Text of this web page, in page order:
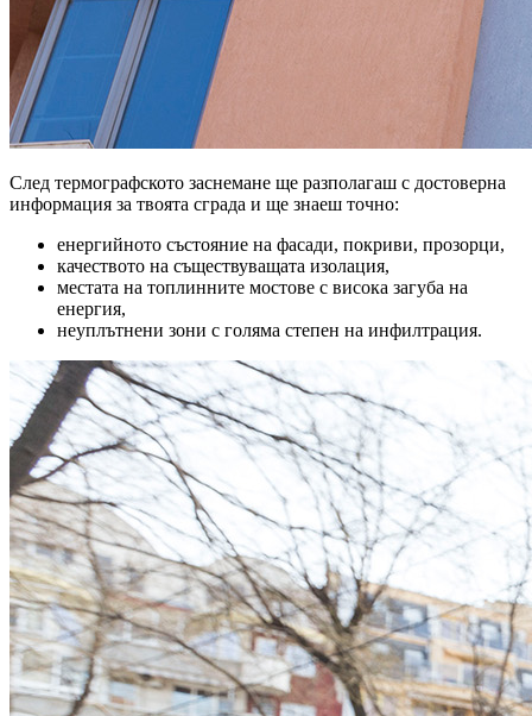
След термографското заснемане ще разполагаш с достоверна
информация за твоята сграда и ще знаеш точно:
енергийното състояние на фасади, покриви, прозорци,
качеството на съществуващата изолация,
местата на топлинните мостове с висока загуба на
енергия,
неуплътнени зони с голяма степен на инфилтрация.